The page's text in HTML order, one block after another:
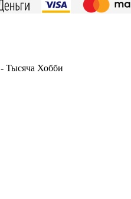
- Тысяча Хобби